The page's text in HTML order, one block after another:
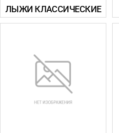
ЛЫЖИ КЛАССИЧЕСКИЕ